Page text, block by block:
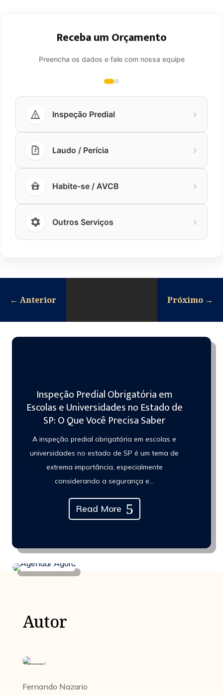
Receba um Orçamento
Preencha os dados e fale com nossa equipe
Inspeção Predial ›
Laudo / Perícia ›
Habite-se / AVCB ›
Outros Serviços ›
← Anterior Próximo →
Inspeção Predial Obrigatória em
Escolas e Universidades no Estado de
SP: O Que Você Precisa Saber
A inspeção predial obrigatória em escolas e
universidades no estado de SP é um tema de
extrema importância, especialmente
considerando a segurança e...
Read More
Autor
Fernando Nazario